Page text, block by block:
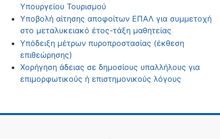
Υπουργείου Τουρισμού
Υποβολή αίτησης αποφοίτων ΕΠΑΛ για συμμετοχή
στο μεταλυκειακό έτος-τάξη μαθητείας
Υπόδειξη μέτρων πυροπροστασίας (έκθεση
επιθεώρησης)
Χορήγηση άδειας σε δημοσίους υπαλλήλους για
επιμορφωτικούς ή επιστημονικούς λόγους